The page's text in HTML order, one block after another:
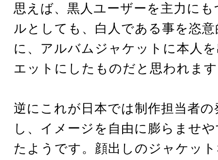
思えば、黒人ユーザーを主力に
ルとしても、白人である事を恣
に、アルバムジャケットに本人
エットにしたものだと思われま
逆にこれが日本では制作担当者
し、イメージを自由に膨らませ
たようです。顔出しのジャケッ